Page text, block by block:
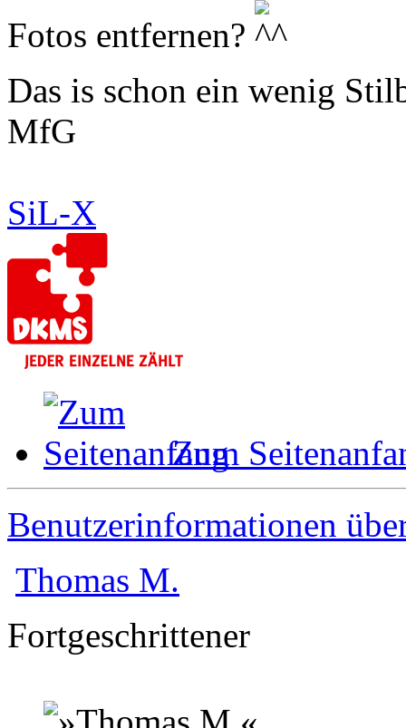
Fotos entfernen?
Das is schon ein wenig
MfG
SiL-X
Zum
Benutzerinformationen
Thomas M.
Fortgeschrittener